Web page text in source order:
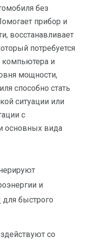
без
прибор и
восстанавливает
потребуется
компьютера и
мощности,
способно стать
ситуации или
с
основных вида
и
для быстрого
со